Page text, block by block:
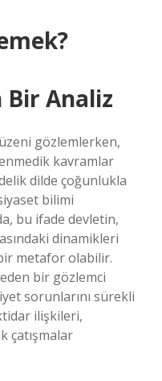
Analiz
gözlemlerken,
kavramlar
dilde çoğunlukla
bilimi
bu ifade devletin,
dinamikleri
metafor olabilir.
bir gözlemci
sorunlarını sürekli
ilişkileri,
çatışmalar